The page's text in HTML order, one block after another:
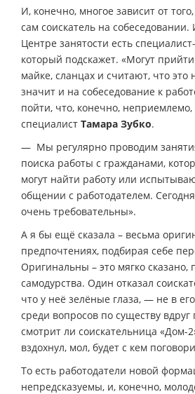
И, конечно, многое зависит от
сам соискатель на
Центре занятости есть
который подскажет. «Могут
майке, сланцах и считают, что это
значит и на собеседование к
пойти, что, конечно,
специалист Тамара Зубко.
— Мы регулярно проводим
поиска работы с гражданами,
могут найти работу или
общении с работодателем.
очень требовательны».
А я бы ещё сказала – весьма
предпочтениях, подбирая себе
Оригинальны – это мягко сказано,
самодурства. Один отказал
что у неё зелёные глаза, — не в
среди вопросов по существу вдруг
смотрит ли соискательница «Дом-
вздохнул, мол, будет с кем
То есть работодатели новой
непредсказуемы, и, конечно,